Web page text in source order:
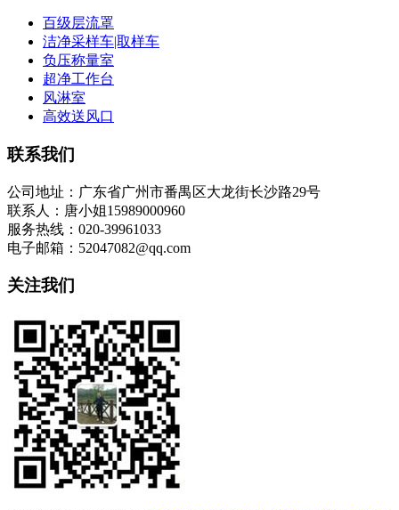
百级层流罩
洁净采样车|取样车
负压称量室
超净工作台
风淋室
高效送风口
联系我们
公司地址：广东省广州市番禺区大龙街长沙路29号
联系人：唐小姐15989000960
服务热线：020-39961033
电子邮箱：52047082@qq.com
关注我们